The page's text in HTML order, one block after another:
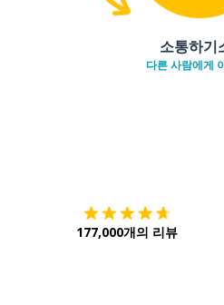
소통하기
다른 사람에게
177,000개의 리뷰